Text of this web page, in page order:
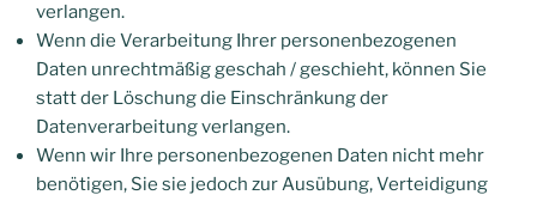
verlangen.
Wenn die Verarbeitung Ihrer personenbezogenen
Daten unrechtmäßig geschah / geschieht, können Sie
statt der Löschung die Einschränkung der
Datenverarbeitung verlangen.
Wenn wir Ihre personenbezogenen Daten nicht mehr
benötigen, Sie sie jedoch zur Ausübung, Verteidigung